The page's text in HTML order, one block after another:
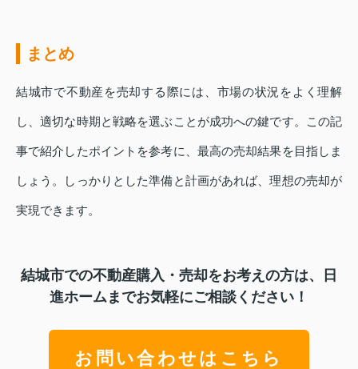
まとめ
結城市で不動産を売却する際には、市場の状況をよく理解
し、適切な時期と戦略を選ぶことが成功への鍵です。この記
事で紹介したポイントを参考に、最高の売却結果を目指しま
しょう。しっかりとした準備と計画があれば、理想の売却が
実現できます。
結城市での不動産購入・売却をお考えの方は、日
進ホームまでお気軽にご相談ください！
お問い合わせはこちら